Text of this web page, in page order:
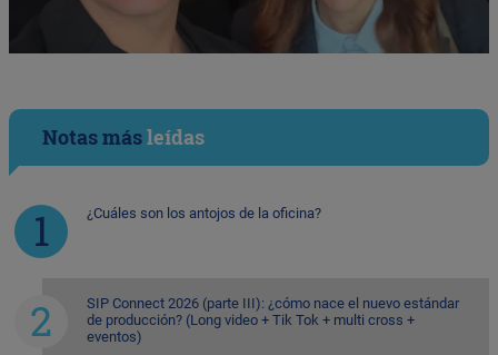
Notas másleídas
¿Cuáles son los antojos de la oficina?
SIP Connect 2026 (parte III): ¿cómo nace el nuevo estándar
de producción? (Long video + Tik Tok + multi cross +
eventos)